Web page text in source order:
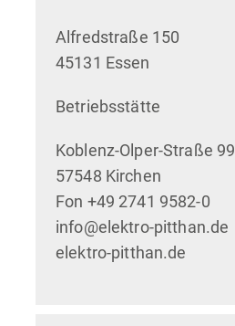
Alfredstraße 150
45131 Essen
Betriebsstätte
Koblenz-Olper-Straße 99
57548 Kirchen
Fon +49 2741 9582-0
info@elektro-pitthan.de
elektro-pitthan.de